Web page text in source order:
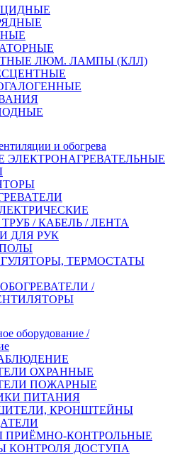
ЛЮМ. ЛАМПЫ (КЛЛ)
и обогрева
ЭЛЕКТРОНАГРЕВАТЕЛЬНЫЕ
/ КАБЕЛЬ / ЛЕНТА
ДЛЯ РУК
ТЕРМОСТАТЫ
/
оборудование /
ОХРАННЫЕ
ПОЖАРНЫЕ
ПИТАНИЯ
КРОНШТЕЙНЫ
ПРИЁМНО-КОНТРОЛЬНЫЕ
КОНТРОЛЯ ДОСТУПА